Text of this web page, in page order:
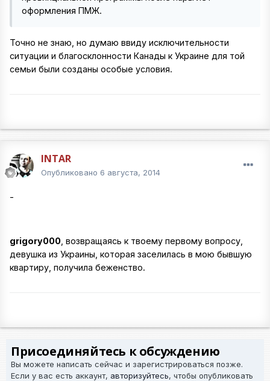
оформления ПМЖ.
Точно не знаю, но думаю ввиду исключительности
ситуации и благосклонности Канады к Украине для той
семьи были созданы особые условия.
INTAR
Опубликовано 6 августа, 2014
-
grigory000 , возвращаясь к твоему первому вопросу,
девушка из Украины, которая заселилась в мою бывшую
квартиру, получила беженство.
Присоединяйтесь к обсуждению
Вы можете написать сейчас и зарегистрироваться позже.
Если у вас есть аккаунт, авторизуйтесь, чтобы опубликовать